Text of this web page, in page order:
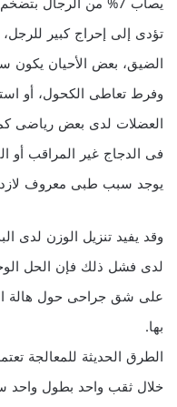
تؤدى إلى إحراج كبير
الضيق، بعض الأحيان يكون
وفرط تعاطى الكحول، أو
العضلات لدى بعض رياضى
فى الدجاج غير المراقب أو
يوجد سبب طبى معروف
وقد يفيد تنزيل الوزن لدى
لدى فشل ذلك فإن الحل
على شق جراحى حول هالة
بها.
الطرق الحديثة للمعالجة
خلال ثقب واحد بطول واحد